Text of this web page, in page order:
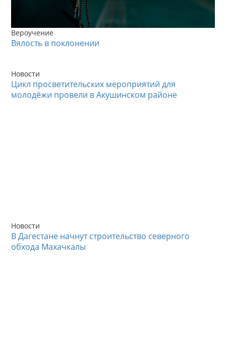
Вероучение
Вялость в поклонении
Новости
Цикл просветительских мероприятий для
молодёжи провели в Акушинском районе
Новости
В Дагестане начнут строительство северного
обхода Махачкалы